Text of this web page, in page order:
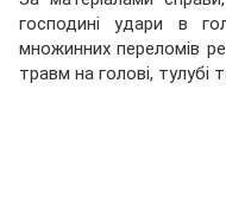
господині удари в
множинних переломів
травм на голові, тулубі